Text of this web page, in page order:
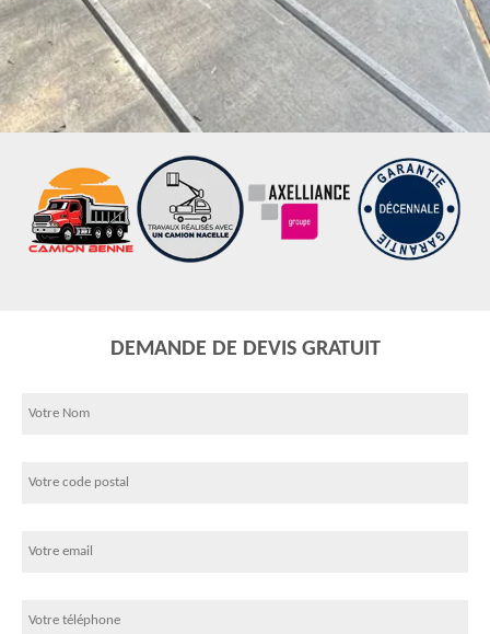
DEMANDE DE DEVIS GRATUIT